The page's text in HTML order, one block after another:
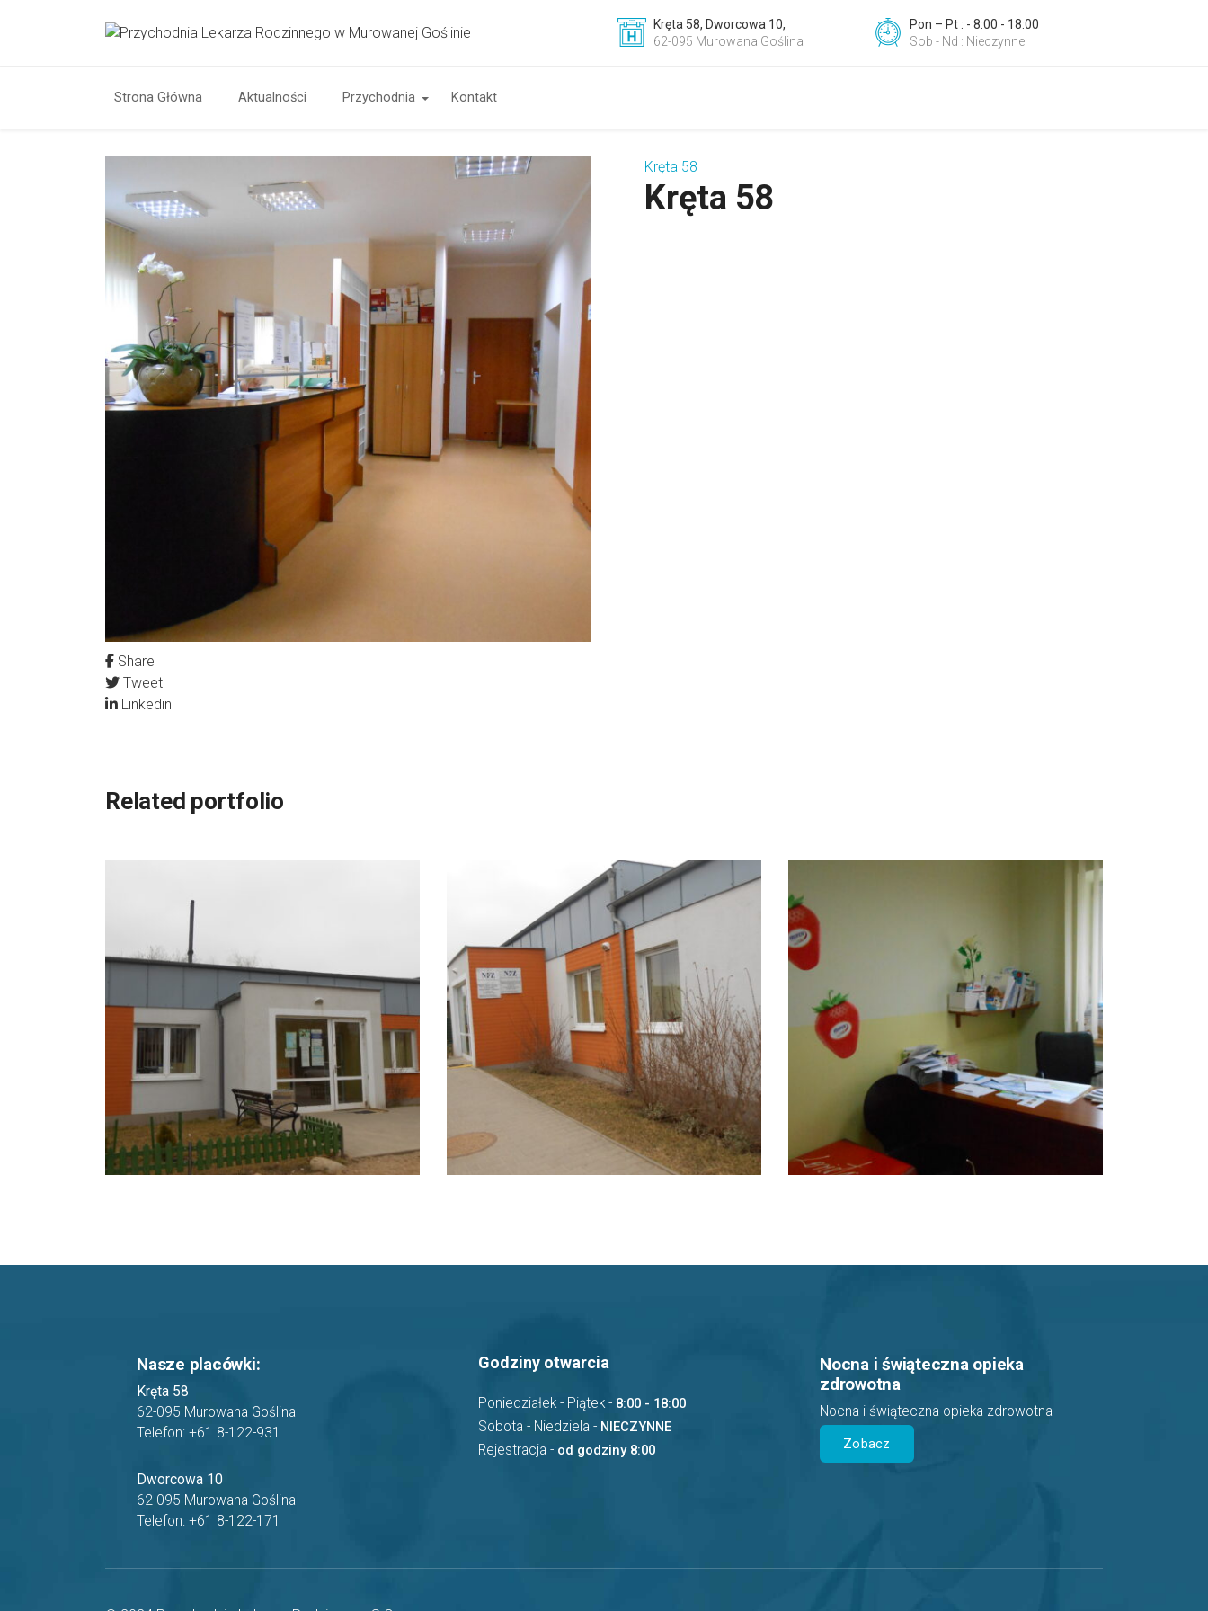
Kręta 58, Dworcowa 10,
62-095 Murowana Goślina
Pon – Pt : - 8:00 - 18:00
Sob - Nd : Nieczynne
Strona Główna Aktualności Przychodnia Kontakt
Share
Tweet
Linkedin
Kręta 58
Kręta 58
Related portfolio
Nasze placówki:
Kręta 58
62-095 Murowana Goślina
Telefon: +61 8-122-931
Dworcowa 10
62-095 Murowana Goślina
Telefon: +61 8-122-171
Godziny otwarcia
Poniedziałek - Piątek - 8:00 - 18:00
Sobota - Niedziela - NIECZYNNE
Rejestracja - od godziny 8:00
Nocna i świąteczna opieka
zdrowotna
Nocna i świąteczna opieka zdrowotna
Zobacz